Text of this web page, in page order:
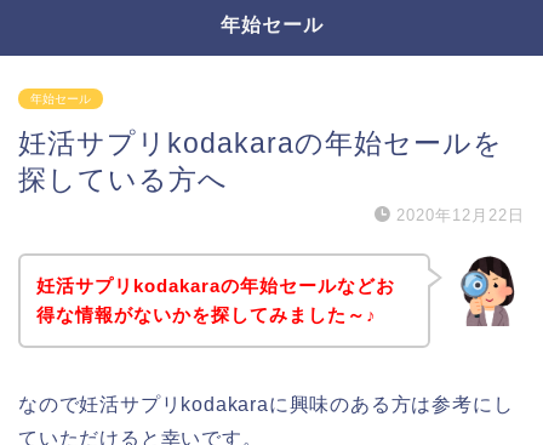
年始セール
年始セール
妊活サプリkodakaraの年始セールを
探している方へ
2020年12月22日
妊活サプリkodakaraの年始セールなどお
得な情報がないかを探してみました～♪
なので妊活サプリkodakaraに興味のある方は参考にし
ていただけると幸いです。